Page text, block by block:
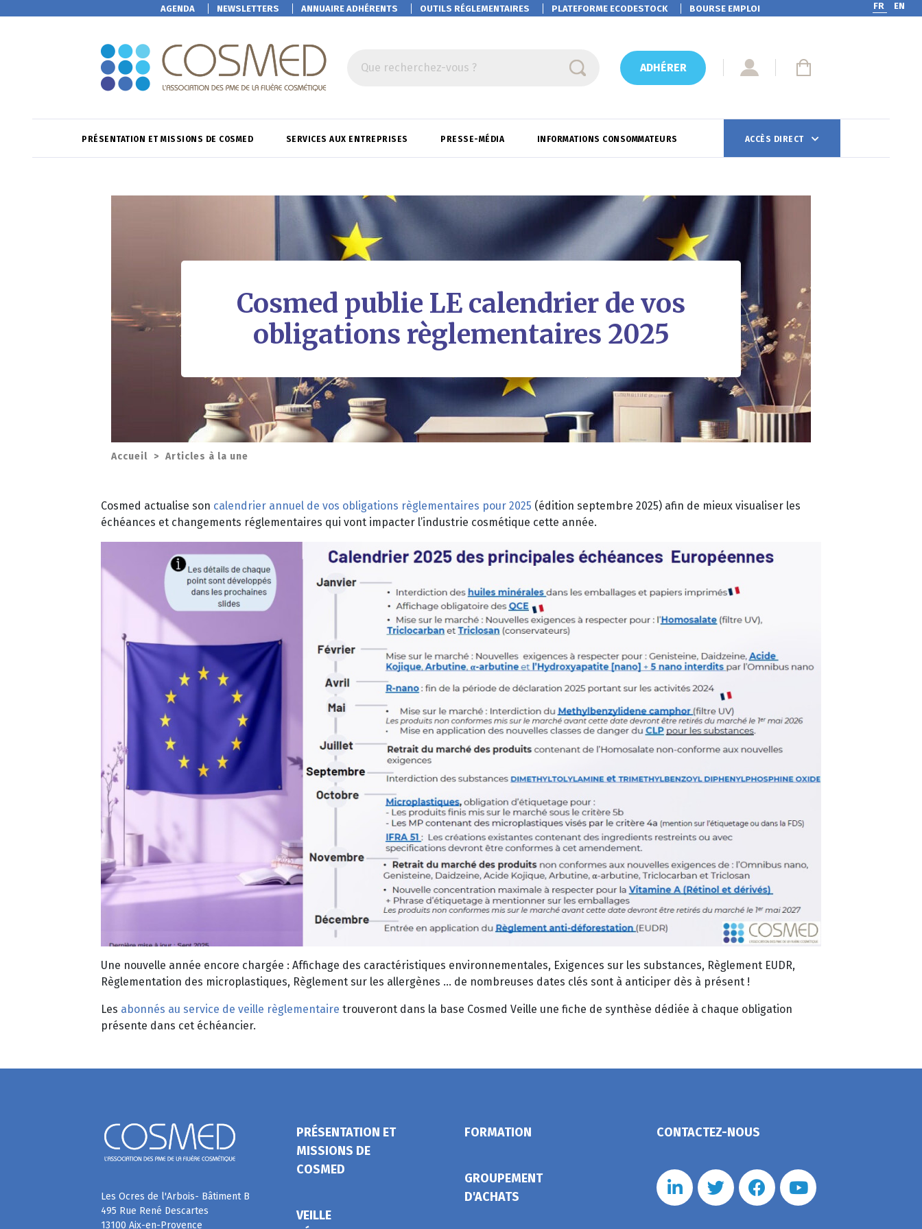
AGENDA NEWSLETTERS ANNUAIRE ADHÉRENTS OUTILS RÉGLEMENTAIRES PLATEFORMEECODESTOCK BOURSE EMPLOI FR EN
Que recherchez-vous ? ADHÉRER
PRÉSENTATION ET MISSIONS DE COSMED SERVICES AUX ENTREPRISES PRESSE-MÉDIA INFORMATIONS CONSOMMATEURS ACCÈS DIRECT
Cosmed publie LE calendrier de vos
obligations règlementaires 2025
Accueil > Articles à la une
Cosmed actualise son calendrier annuel de vos obligations règlementaires pour 2025 (édition septembre 2025) afin de mieux visualiser les
échéances et changements réglementaires qui vont impacter l’industrie cosmétique cette année.
Une nouvelle année encore chargée : Affichage des caractéristiques environnementales, Exigences sur les substances, Règlement EUDR,
Règlementation des microplastiques, Règlement sur les allergènes … de nombreuses dates clés sont à anticiper dès à présent !
Les abonnés au service de veille règlementaire trouveront dans la base Cosmed Veille une fiche de synthèse dédiée à chaque obligation
présente dans cet échéancier.
Les Ocres de l'Arbois- Bâtiment B
495 Rue René Descartes
13100 Aix-en-Provence
PRÉSENTATION ET
MISSIONS DE
COSMED
VEILLE
FORMATION
GROUPEMENT
D'ACHATS
CONTACTEZ-NOUS